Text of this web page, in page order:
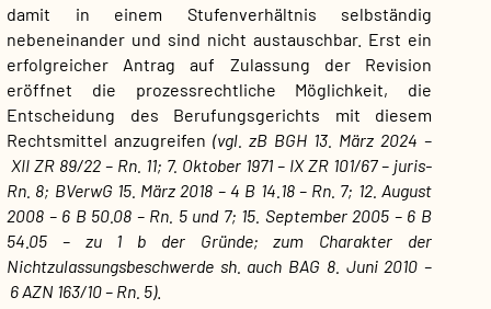
damit in einem Stufenverhältnis selbständig
nebeneinander und sind nicht austauschbar. Erst ein
erfolgreicher Antrag auf Zulassung der Revision
eröffnet die prozessrechtliche Möglichkeit, die
Entscheidung des Berufungsgerichts mit diesem
Rechtsmittel anzugreifen (vgl. zB BGH 13. März 2024 –
XII ZR 89/22 – Rn. 11; 7. Oktober 1971 – IX ZR 101/67 – juris-
Rn. 8; BVerwG 15. März 2018 – 4 B 14.18 – Rn. 7; 12. August
2008 – 6 B 50.08 – Rn. 5 und 7; 15. September 2005 – 6 B
54.05 – zu 1 b der Gründe; zum Charakter der
Nichtzulassungsbeschwerde sh. auch BAG 8. Juni 2010 –
6 AZN 163/10 – Rn. 5).